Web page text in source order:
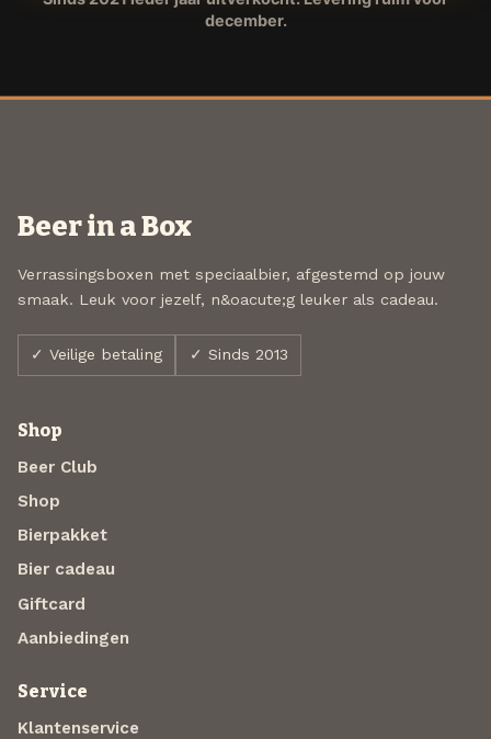
december.
Beer in a Box
Verrassingsboxen met speciaalbier, afgestemd op jouw
smaak. Leuk voor jezelf, n&oacute;g leuker als cadeau.
✓ Veilige betaling ✓ Sinds 2013
Shop
Beer Club
Shop
Bierpakket
Bier cadeau
Giftcard
Aanbiedingen
Service
Klantenservice